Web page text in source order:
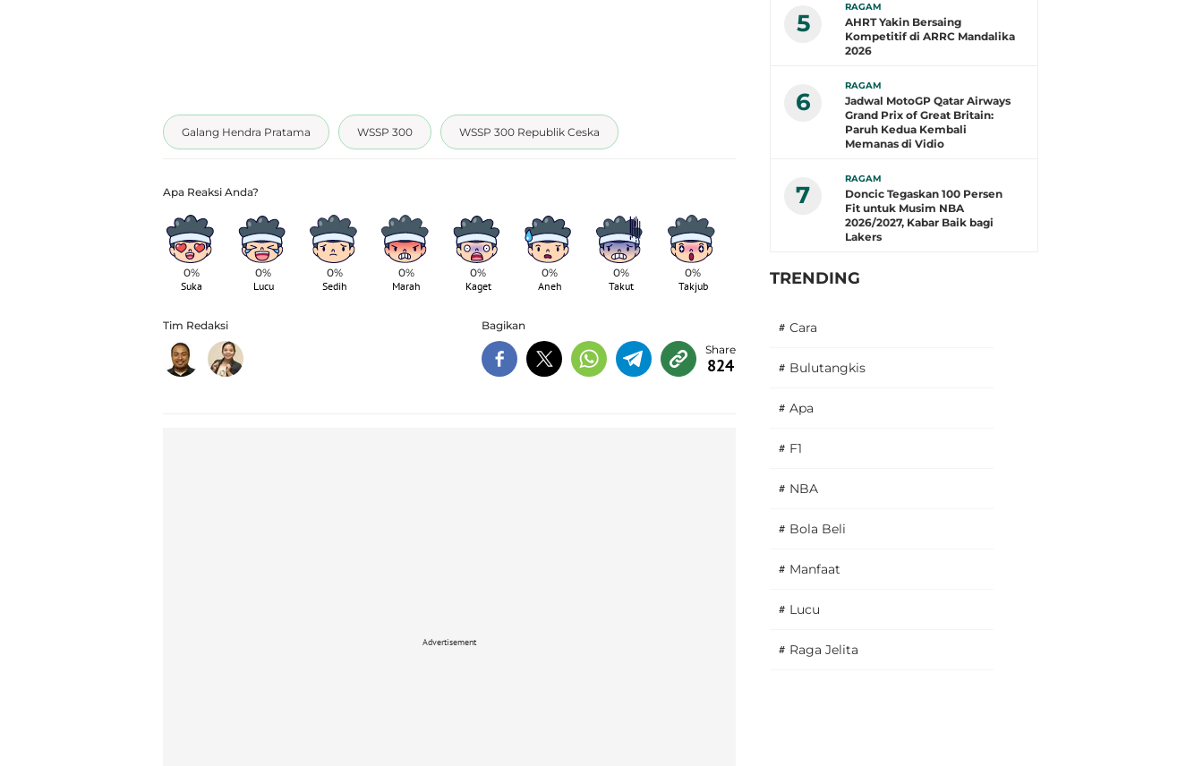
Galang Hendra Pratama WSSP 300 WSSP 300 Republik Ceska
0%
Suka
0%
Lucu
0%
Sedih
0%
Marah
0%
Kaget
0%
Aneh
0%
Takut
0%
Takjub
Tim Redaksi Bagikan
824
Advertisement
5
RAGAM
AHRT Yakin Bersaing
Kompetitif di ARRC Mandalika
2026
6
RAGAM
Jadwal MotoGP Qatar Airways
Grand Prix of Great Britain:
Paruh Kedua Kembali
Memanas di Vidio
7
RAGAM
Doncic Tegaskan 100 Persen
Fit untuk Musim NBA
2026/2027, Kabar Baik bagi
Lakers
TRENDING
# Cara
# Bulutangkis
# Apa
# F1
# NBA
# Bola Beli
# Manfaat
# Lucu
# Raga Jelita